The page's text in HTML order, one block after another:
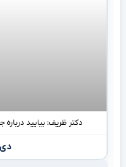
دکتر ظریف: بیایید
دی ۱۱,